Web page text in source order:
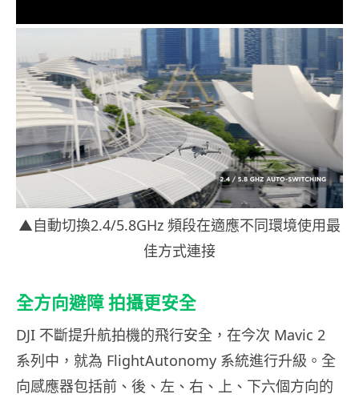
▲自動切換2.4/5.8GHz 頻段在適應不同環境使用最
佳方式連接
全方向避障 拍攝更安全
DJI 不斷提升航拍機的飛行安全，在今次 Mavic 2
系列中，就為 FlightAutonomy 系統進行升級。全
向感應器包括前、後、左、右、上、下六個方向的